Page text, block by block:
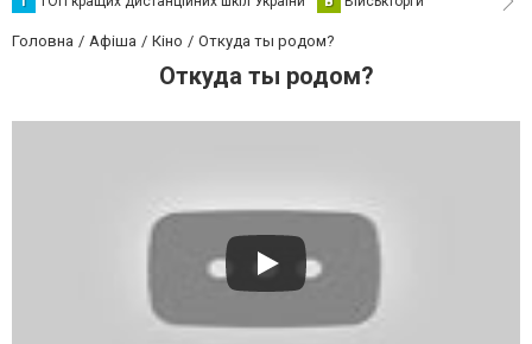
Головна Афіша Кіно Откуда ты родом?
Откуда ты родом?